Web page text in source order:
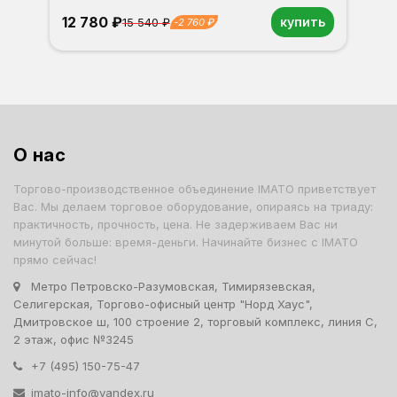
12 780 ₽15 540 ₽ -2 760 ₽ купить
О нас
Торгово-производственное объединение IMATO приветствует
Вас. Мы делаем торговое оборудование, опираясь на триаду:
практичность, прочность, цена. Не задерживаем Вас ни
минутой больше: время-деньги. Начинайте бизнес с IMATO
прямо сейчас!
Метро Петровско-Разумовская, Тимирязевская,
Селигерская, Торгово-офисный центр "Норд Хаус",
Дмитровское ш, 100 строение 2, торговый комплекс, линия С,
2 этаж, офис №3245
+7 (495) 150-75-47
imato-info@yandex.ru